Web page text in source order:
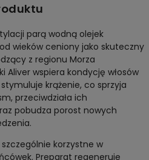
parą wodną olejek
wieków ceniony jako skuteczny
z regionu Morza
Aliver wspiera kondycję włosów
krążenie, co sprzyja
przeciwdziała ich
pobudza porost nowych
korzystne w
Preparat regeneruje